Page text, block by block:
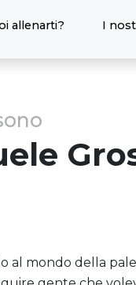
allenarti? I
al mondo della